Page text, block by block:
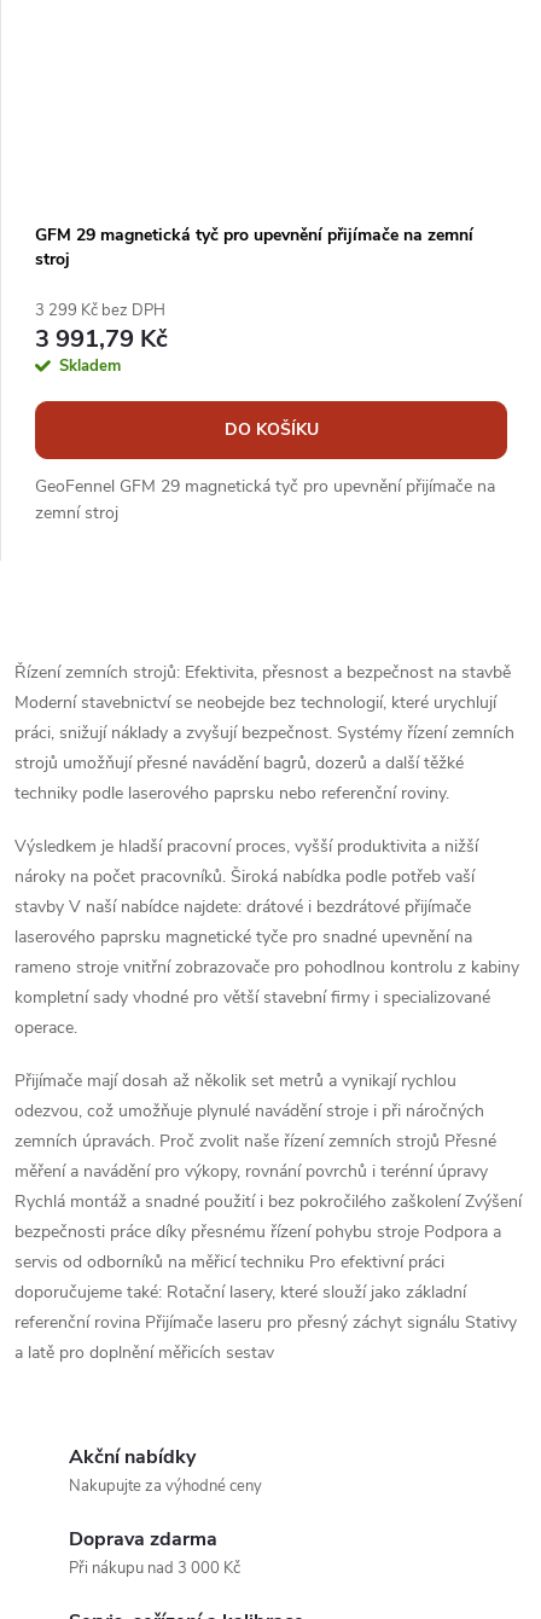
GFM 29 magnetická tyč pro upevnění přijímače na zemní
stroj
3 299 Kč bez DPH
3 991,79 Kč
Skladem
DO KOŠÍKU
GeoFennel GFM 29 magnetická tyč pro upevnění přijímače na
zemní stroj
v
l
á
d
a
c
í
p
r
v
k
y
v
ý
p
Řízení zemních strojů: Efektivita, přesnost a bezpečnost na stavbě
Moderní stavebnictví se neobejde bez technologií, které urychlují
práci, snižují náklady a zvyšují bezpečnost. Systémy řízení zemních
strojů umožňují přesné navádění bagrů, dozerů a další těžké
techniky podle laserového paprsku nebo referenční roviny.
Výsledkem je hladší pracovní proces, vyšší produktivita a nižší
nároky na počet pracovníků. Široká nabídka podle potřeb vaší
stavby V naší nabídce najdete: drátové i bezdrátové přijímače
laserového paprsku magnetické tyče pro snadné upevnění na
rameno stroje vnitřní zobrazovače pro pohodlnou kontrolu z kabiny
kompletní sady vhodné pro větší stavební firmy i specializované
operace.
Přijímače mají dosah až několik set metrů a vynikají rychlou
odezvou, což umožňuje plynulé navádění stroje i při náročných
zemních úpravách. Proč zvolit naše řízení zemních strojů Přesné
měření a navádění pro výkopy, rovnání povrchů i terénní úpravy
Rychlá montáž a snadné použití i bez pokročilého zaškolení Zvýšení
bezpečnosti práce díky přesnému řízení pohybu stroje Podpora a
servis od odborníků na měřicí techniku Pro efektivní práci
doporučujeme také: Rotační lasery, které slouží jako základní
referenční rovina Přijímače laseru pro přesný záchyt signálu Stativy
a latě pro doplnění měřicích sestav
Akční nabídky
Nakupujte za výhodné ceny
Doprava zdarma
Při nákupu nad 3 000 Kč